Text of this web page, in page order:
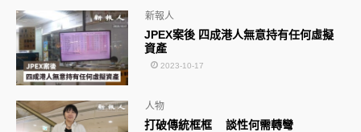
JPEX案後 四成港人無意持有任何虛擬
資產
新報人
2023-10-17
打破傳統框框 談性何需轉彎
人物